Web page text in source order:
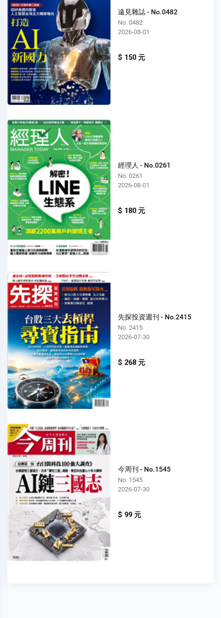
遠見雜誌 - No.0482
No. 0482
2026-08-01
$ 150 元
經理人 - No.0261
No. 0261
2026-08-01
$ 180 元
先探投資週刊 - No.2415
No. 2415
2026-07-30
$ 268 元
今周刊 - No.1545
No. 1545
2026-07-30
$ 99 元